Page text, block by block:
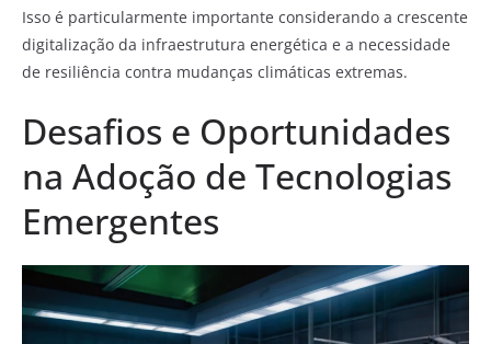
Isso é particularmente importante considerando a crescente
digitalização da infraestrutura energética e a necessidade
de resiliência contra mudanças climáticas extremas.
Desafios e Oportunidades
na Adoção de Tecnologias
Emergentes